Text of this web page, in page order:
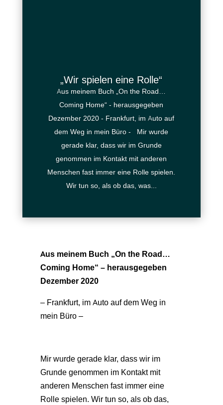
„Wir spielen eine Rolle“
Aus meinem Buch „On the Road…
Coming Home“ - herausgegeben
Dezember 2020 - Frankfurt, im Auto auf
dem Weg in mein Büro - Mir wurde
gerade klar, dass wir im Grunde
genommen im Kontakt mit anderen
Menschen fast immer eine Rolle spielen.
Wir tun so, als ob das, was...
Aus meinem Buch „On the Road…
Coming Home“ – herausgegeben
Dezember 2020
– Frankfurt, im Auto auf dem Weg in
mein Büro –
Mir wurde gerade klar, dass wir im
Grunde genommen im Kontakt mit
anderen Menschen fast immer eine
Rolle spielen. Wir tun so, als ob das,